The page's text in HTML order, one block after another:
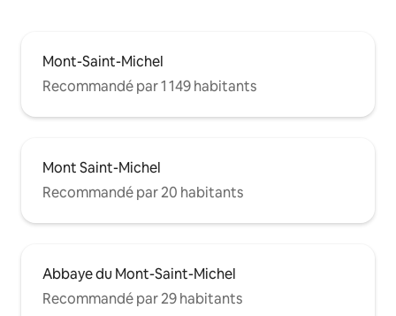
Mont-Saint-Michel
Recommandé par 1 149 habitants
Mont Saint-Michel
Recommandé par 20 habitants
Abbaye du Mont-Saint-Michel
Recommandé par 29 habitants